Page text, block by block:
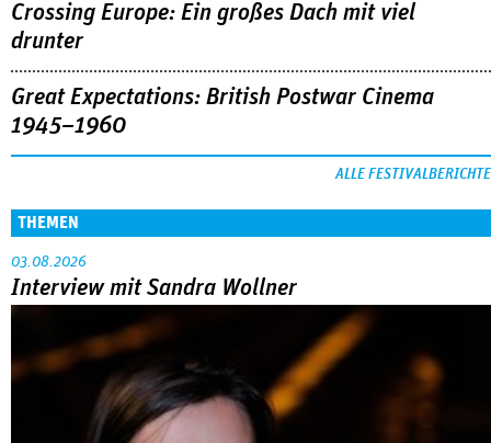
Crossing Europe: Ein großes Dach mit viel
drunter
Great Expectations: British Postwar Cinema
1945–1960
ALLE FESTIVALBERICHTE
THEMEN
03.08.2026
Interview mit Sandra Wollner